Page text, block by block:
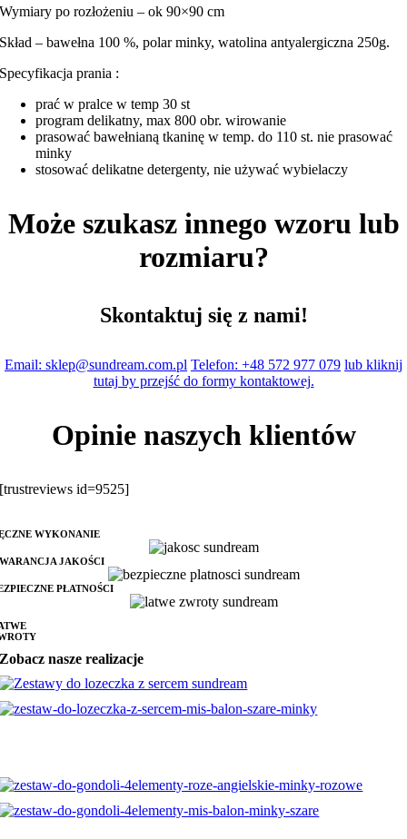
Wymiary po rozłożeniu – ok 90×90 cm
Skład – bawełna 100 %, polar minky, watolina antyalergiczna 250g.
Specyfikacja prania :
prać w pralce w temp 30 st
program delikatny, max 800 obr. wirowanie
prasować bawełnianą tkaninę w temp. do 110 st. nie prasować
minky
stosować delikatne detergenty, nie używać wybielaczy
Może szukasz innego wzoru lub
rozmiaru?
Skontaktuj się z nami!
Email: sklep@sundream.com.pl Telefon: +48 572 977 079 lub kliknij
tutaj by przejść do formy kontaktowej.
Opinie naszych klientów
[trustreviews id=9525]
WYKONANIE
JAKOŚCI
PŁATNOŚCI
Zobacz nasze realizacje